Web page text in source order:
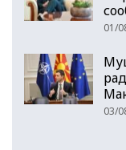
01/
03/